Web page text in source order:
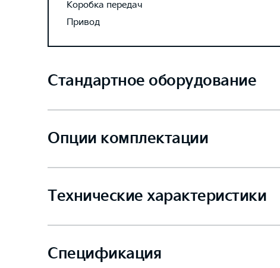
Коробка передач
Привод
Стандартное оборудование
Опции комплектации
Технические характеристики
Спецификация